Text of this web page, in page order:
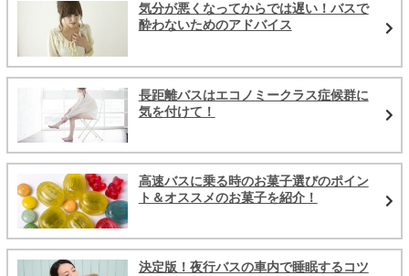
気分が悪くなってからでは遅い！バスで
酔わないためのアドバイス
長距離バスはエコノミークラス症候群に
気を付けて！
高速バスに乗る時のお菓子選びのポイン
ト＆オススメのお菓子を紹介！
決定版！夜行バスの車内で睡眠するコツ